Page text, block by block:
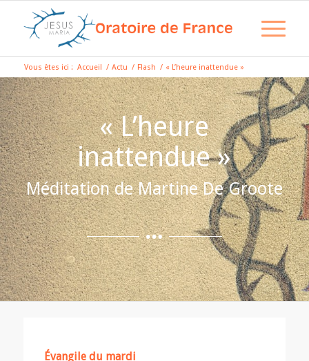
Vous êtes ici : Accueil / Actu / Flash / « L’heure inattendue »
« L’heure
inattendue »
Méditation de Martine De Groote
Évangile du mardi